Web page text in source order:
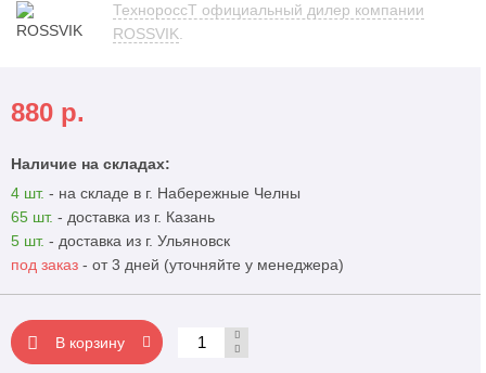
ТехнороссТ официальный дилер компании
ROSSVIK
880 р.
Наличие на складах:
4 шт. - на складе в г. Набережные Челны
65 шт. - доставка из г. Казань
5 шт. - доставка из г. Ульяновск
под заказ - от 3 дней (уточняйте у менеджера)
В корзину